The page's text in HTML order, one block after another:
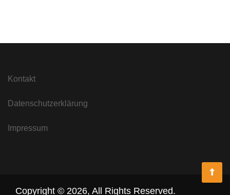
Kontakt
Datenschutzerklärung
Impressum
Copyright © 2026, All Rights Reserved.